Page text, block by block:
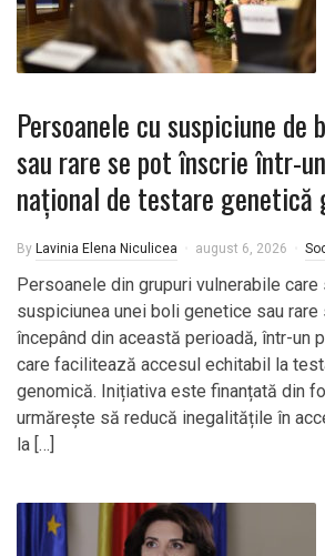
Persoanele cu suspiciune de
sau rare se pot înscrie într-
național de testare
By Lavinia Elena Niculicea august 6, 2026
Persoanele din grupuri vulnerabile
suspiciunea unei boli genetice sau
începând din această perioadă, într-un
care facilitează accesul echitabil la
genomică. Inițiativa este finanțată din
urmărește să reducă inegalitățile în
la […]